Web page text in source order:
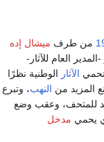
من طرف ميشال إده
العام للآثار-
تحمي الآثار الوطنية نظرًا
المزيد من النهب، وتبرع
للمتحف، وعقب وضع
يحمي مدخل